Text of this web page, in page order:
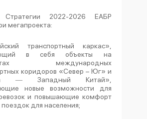
2022-2026 ЕАБР
мегапроекта:
транспортный каркас»,
в себя объекты на
международных
коридоров «Север – Юг» и
― Западный Китай»,
новые возможности для
и повышающие комфорт
поездок для населения;